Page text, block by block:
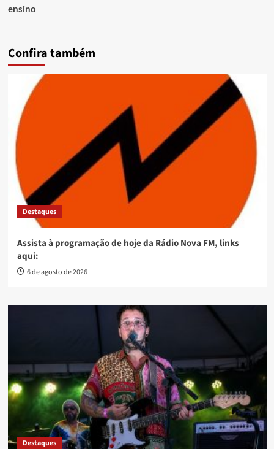
ensino
Confira também
Destaques
Assista à programação de hoje da Rádio Nova FM, links
aqui:
6 de agosto de 2026
Destaques